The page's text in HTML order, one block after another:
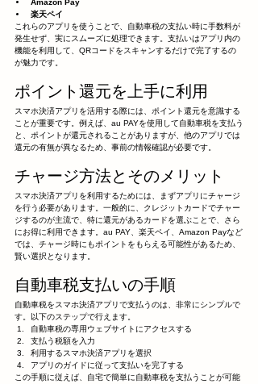
Amazon Pay
楽天ペイ
これらのアプリを使うことで、自動車税の支払い時に手数料が
発生せず、実にスムーズに処理できます。支払いはアプリ内の
機能を利用して、QRコードをスキャンするだけで完了するの
が魅力です。
ポイント還元を上手に利用
スマホ決済アプリを活用する際には、ポイント還元を意識する
ことが重要です。例えば、au PAYを使用して自動車税を支払う
と、ポイントが還元されることがありますが、他のアプリでは
還元の有無が異なるため、事前の情報確認が必要です。
チャージ方法とそのメリット
スマホ決済アプリを利用するためには、まずアプリにチャージ
を行う必要があります。一般的に、クレジットカードでチャー
ジするのが主流で、特に還元があるカードを選ぶことで、さら
にお得に利用できます。au PAY、楽天ペイ、Amazon Payなど
では、チャージ時にもポイントをもらえる可能性があるため、
賢い選択となります。
自動車税支払いの手順
自動車税をスマホ決済アプリで支払うのは、非常にシンプルで
す。以下のステップで行えます。
自動車税の専用ウェブサイトにアクセスする
支払う税額を入力
利用するスマホ決済アプリを選択
アプリのガイドに従って支払いを完了する
この手順に従えば、自宅で簡単に自動車税を支払うことが可能